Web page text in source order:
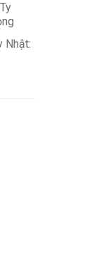
Nhật: